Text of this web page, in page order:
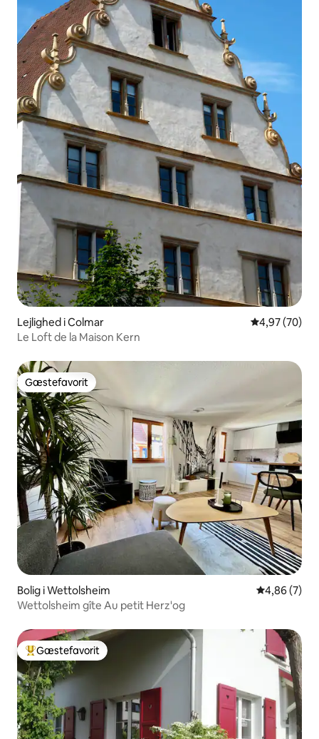
Lejlighed i Colmar 4,97 ud af 5 i
4,97 (70)
Le Loft de la Maison Kern
Gæstefavorit
Gæstefavorit
Bolig i Wettolsheim 4,86 ud af 5
4,86 (7)
Wettolsheim gîte Au petit Herz'og
Bedste gæstefavorit
Gæstefavorit